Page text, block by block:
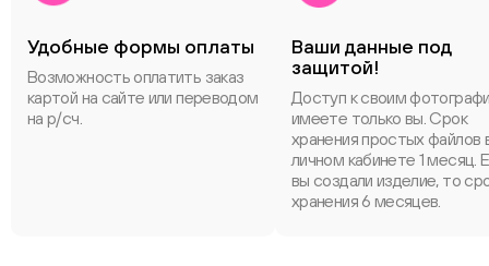
Удобные формы оплаты
Возможность оплатить заказ
картой на сайте или переводом
на р/сч.
Ваши данные под
защитой!
Доступ к своим
имеете только вы. Срок
хранения простых файлов
личном кабинете 1 месяц.
вы создали изделие, то
хранения 6 месяцев.